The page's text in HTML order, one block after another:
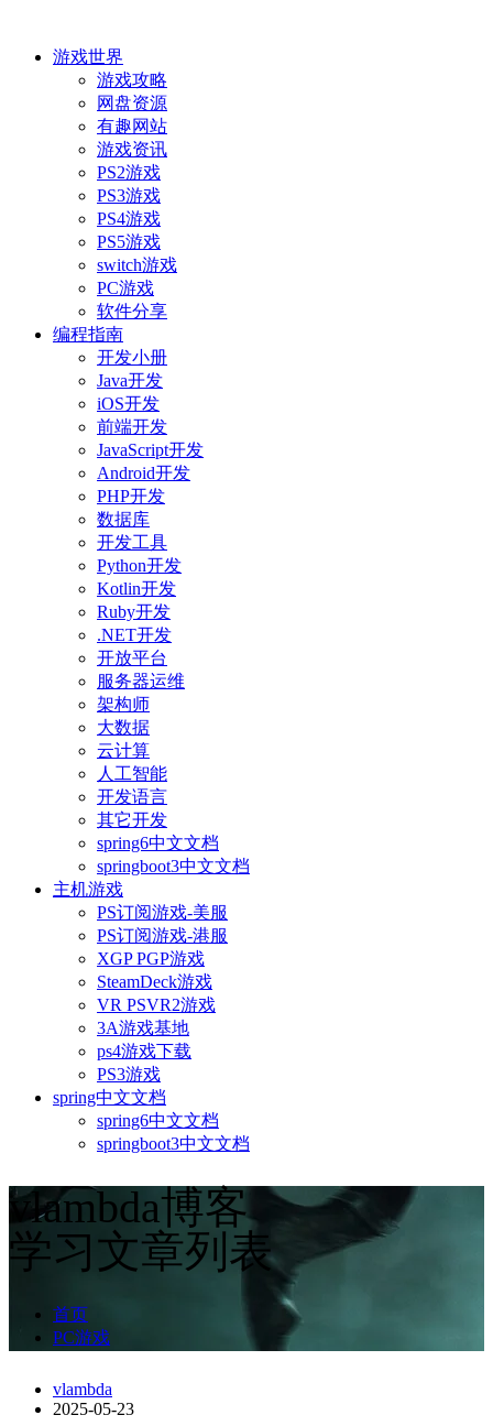
游戏世界
游戏攻略
网盘资源
有趣网站
游戏资讯
PS2游戏
PS3游戏
PS4游戏
PS5游戏
switch游戏
PC游戏
软件分享
编程指南
开发小册
Java开发
iOS开发
前端开发
JavaScript开发
Android开发
PHP开发
数据库
开发工具
Python开发
Kotlin开发
Ruby开发
.NET开发
开放平台
服务器运维
架构师
大数据
云计算
人工智能
开发语言
其它开发
spring6中文文档
springboot3中文文档
主机游戏
PS订阅游戏-美服
PS订阅游戏-港服
XGP PGP游戏
SteamDeck游戏
VR PSVR2游戏
3A游戏基地
ps4游戏下载
PS3游戏
spring中文文档
spring6中文文档
springboot3中文文档
vlambda博客
学习文章列表
首页
PC游戏
vlambda
2025-05-23